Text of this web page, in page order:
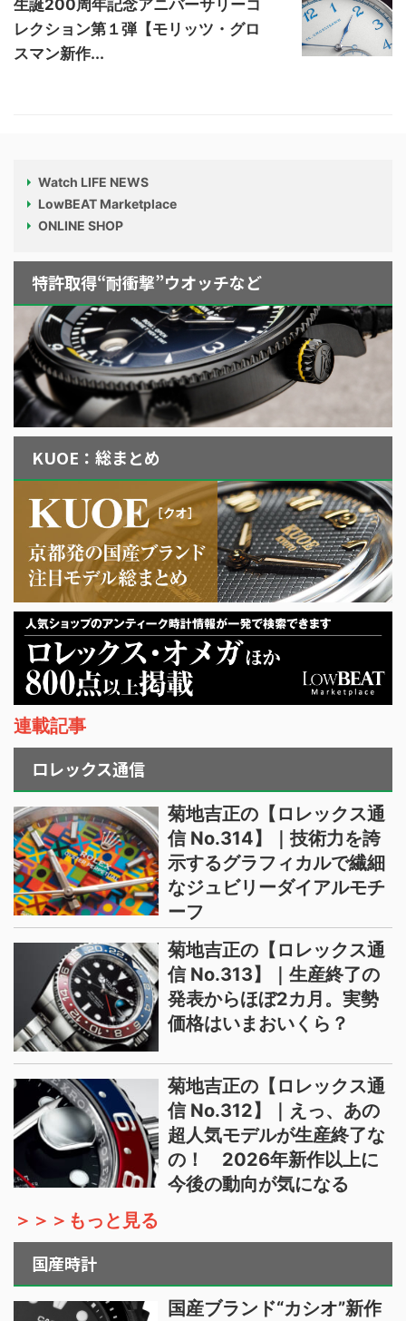
生誕200周年記念アニバーサリーコ
レクション第１弾【モリッツ・グロ
スマン新作...
Watch LIFE NEWS
LowBEAT Marketplace
ONLINE SHOP
特許取得“耐衝撃”ウオッチなど
KUOE：総まとめ
連載記事
ロレックス通信
菊地吉正の【ロレックス通
信 No.314】｜技術力を誇
示するグラフィカルで繊細
なジュビリーダイアルモチ
ーフ
菊地吉正の【ロレックス通
信 No.313】｜生産終了の
発表からほぼ2カ月。実勢
価格はいまおいくら？
菊地吉正の【ロレックス通
信 No.312】｜えっ、あの
超人気モデルが生産終了な
の！ 2026年新作以上に
今後の動向が気になる
＞＞＞もっと見る
国産時計
国産ブランド“カシオ”新作